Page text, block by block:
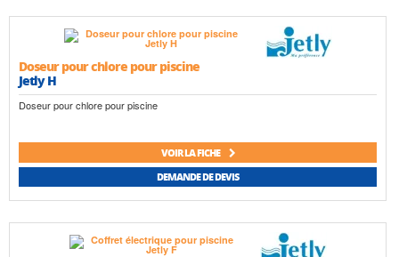
Doseur pour chlore pour piscine
Jetly H
Doseur pour chlore pour piscine
VOIR LA FICHE
DEMANDE DE DEVIS